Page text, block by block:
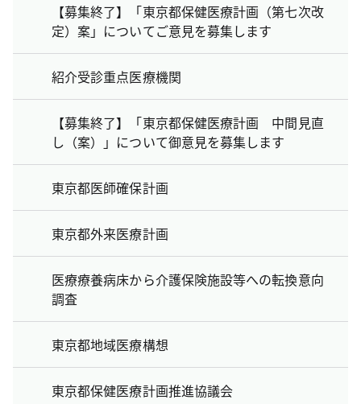
【募集終了】「東京都保健医療計画（第七次改
定）案」についてご意見を募集します
紹介受診重点医療機関
【募集終了】「東京都保健医療計画 中間見直
し（案）」について御意見を募集します
東京都医師確保計画
東京都外来医療計画
医療療養病床から介護保険施設等への転換意向
調査
東京都地域医療構想
東京都保健医療計画推進協議会